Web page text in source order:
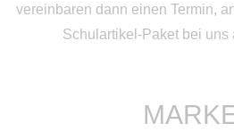
vereinbaren dann einen Termin,
Schulartikel-Paket bei uns